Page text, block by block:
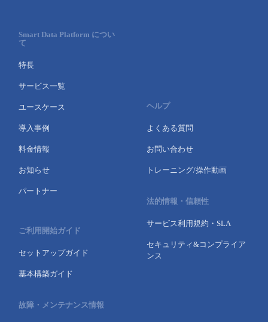
Smart Data Platform につい
て
特長
サービス一覧
ユースケース
導入事例
料金情報
お知らせ
パートナー
ご利用開始ガイド
セットアップガイド
基本構築ガイド
故障・メンテナンス情報
ヘルプ
よくある質問
お問い合わせ
トレーニング/操作動画
法的情報・信頼性
サービス利用規約・SLA
セキュリティ&コンプライア
ンス